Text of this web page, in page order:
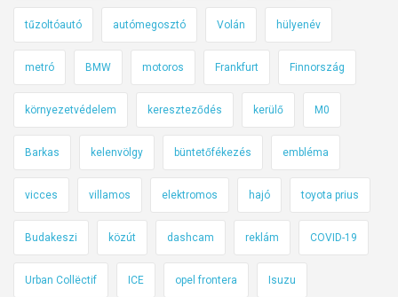
e
s
z
i
a
i
L
tűzoltóautó autómegosztó Volán hülyenév
metró BMW motoros Frankfurt Finnország
környezetvédelem kereszteződés kerülő M0
Barkas kelenvölgy büntetőfékezés embléma
vicces villamos elektromos hajó toyota prius
Budakeszi közút dashcam reklám COVID-19
Urban Collëctif ICE opel frontera Isuzu